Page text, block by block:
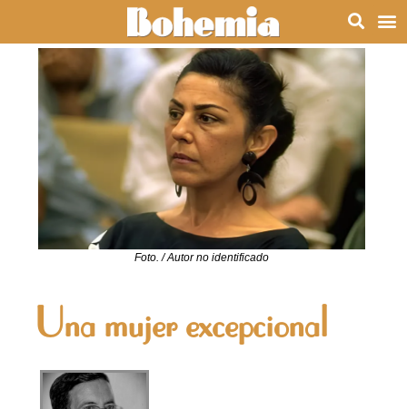
Foto. / Autor no identificado
Una mujer excepcional